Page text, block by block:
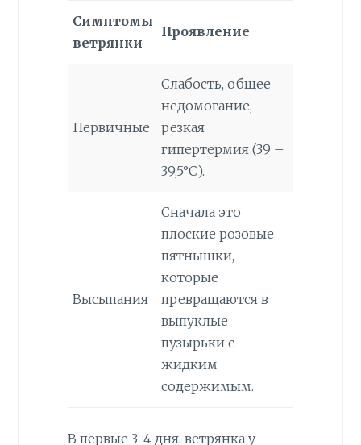
Симптомы
ветрянки
Проявление
Первичные
Слабость, общее
недомогание,
резкая
гипертермия (39 –
39,5°С).
Высыпания
Сначала это
плоские розовые
пятнышки,
которые
превращаются в
выпуклые
пузырьки с
жидким
содержимым.
В первые 3-4 дня, ветрянка у